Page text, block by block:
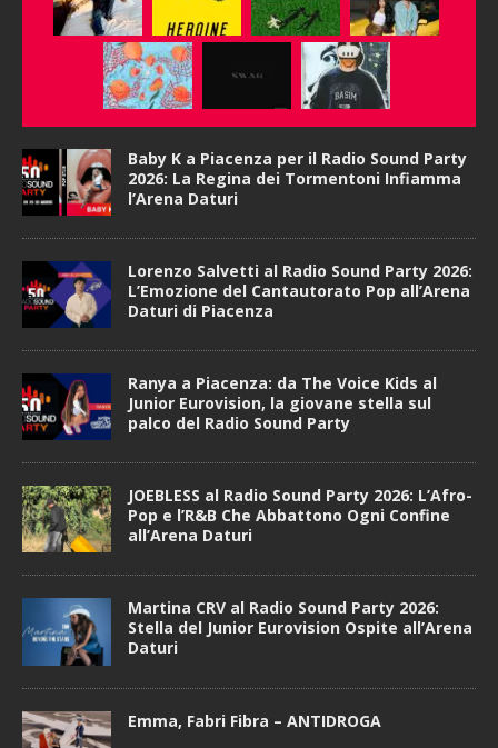
Baby K a Piacenza per il Radio Sound Party
2026: La Regina dei Tormentoni Infiamma
l’Arena Daturi
Lorenzo Salvetti al Radio Sound Party 2026:
L’Emozione del Cantautorato Pop all’Arena
Daturi di Piacenza
Ranya a Piacenza: da The Voice Kids al
Junior Eurovision, la giovane stella sul
palco del Radio Sound Party
JOEBLESS al Radio Sound Party 2026: L’Afro-
Pop e l’R&B Che Abbattono Ogni Confine
all’Arena Daturi
Martina CRV al Radio Sound Party 2026:
Stella del Junior Eurovision Ospite all’Arena
Daturi
Emma, Fabri Fibra – ANTIDROGA